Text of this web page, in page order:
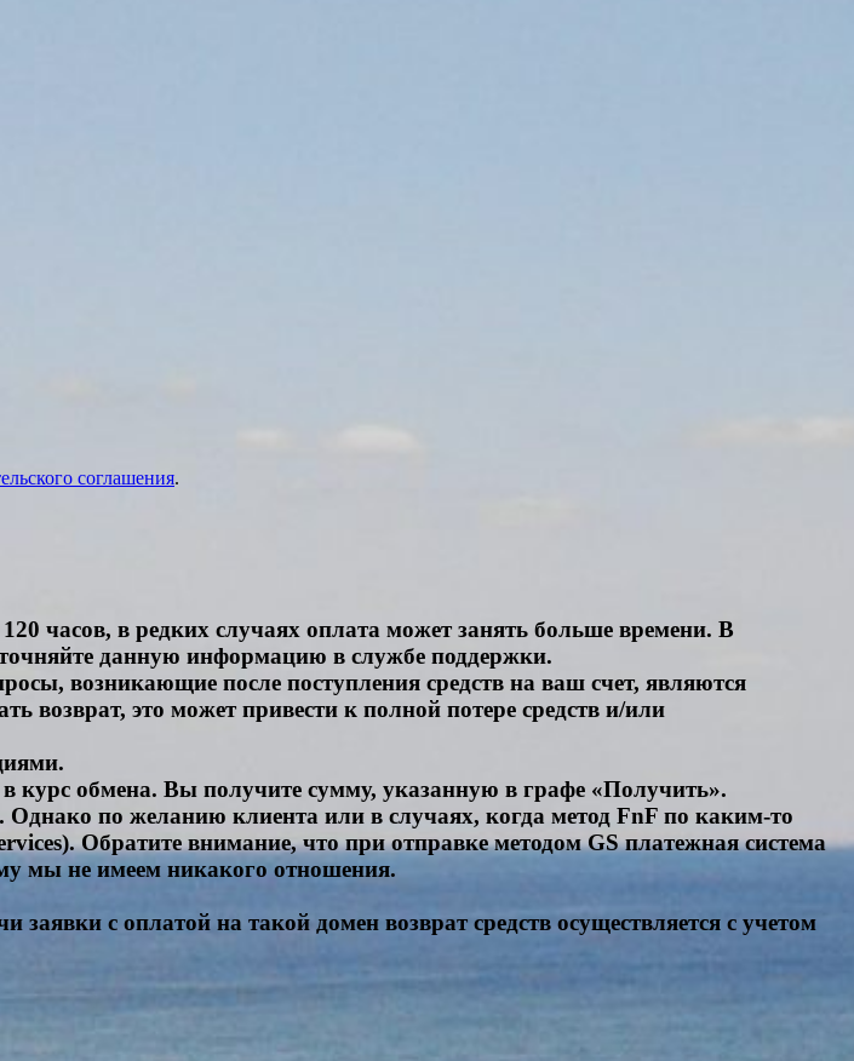
соглашения.
часов, в редких случаях оплата может занять больше времени. В
данную информацию в службе поддержки.
возникающие после поступления средств на ваш счет, являются
возврат, это может привести к полной потере средств и/или
курс обмена. Вы получите сумму, указанную в графе «Получить».
по желанию клиента или в случаях, когда метод FnF по каким-то
Обратите внимание, что при отправке методом GS платежная система
мы не имеем никакого отношения.
с оплатой на такой домен возврат средств осуществляется с учетом